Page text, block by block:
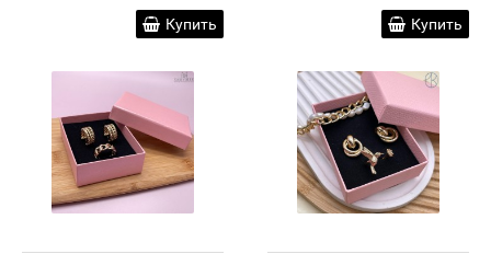
Купить Купить